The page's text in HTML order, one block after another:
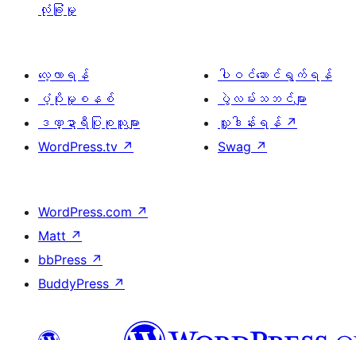
လုံခြုံမှု
လေ့လာရန်
ပံ့ပိုးမှုစနစ်
ဒဏ္ဍာရီပြုစုသူများ
WordPress.tv ↗
ပါဝင်ဆောင်ရွက်ရန်
ပွဲလမ်းသဘင်များ
လှူဒါန်းရန် ↗
Swag ↗
WordPress.com ↗
Matt ↗
bbPress ↗
BuddyPress ↗